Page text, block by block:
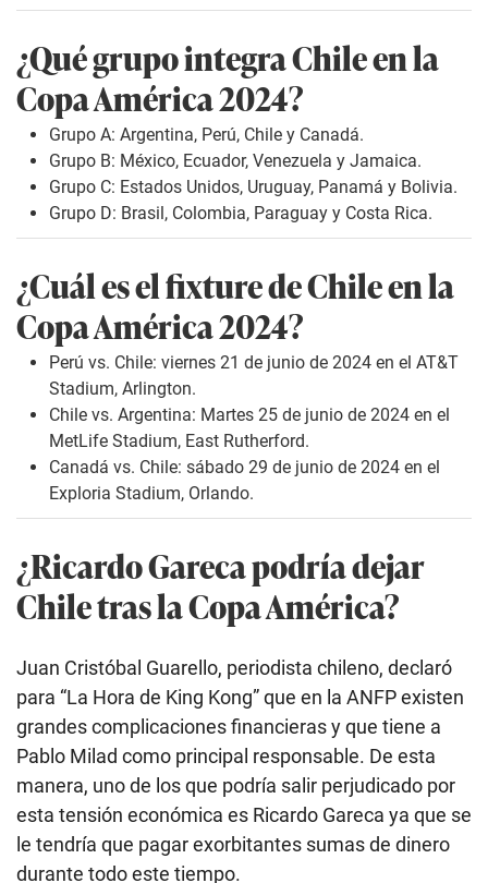
¿Qué grupo integra Chile en la
Copa América 2024?
Grupo A: Argentina, Perú, Chile y Canadá.
Grupo B: México, Ecuador, Venezuela y Jamaica.
Grupo C: Estados Unidos, Uruguay, Panamá y Bolivia.
Grupo D: Brasil, Colombia, Paraguay y Costa Rica.
¿Cuál es el fixture de Chile en la
Copa América 2024?
Perú vs. Chile: viernes 21 de junio de 2024 en el AT&T
Stadium, Arlington.
Chile vs. Argentina: Martes 25 de junio de 2024 en el
MetLife Stadium, East Rutherford.
Canadá vs. Chile: sábado 29 de junio de 2024 en el
Exploria Stadium, Orlando.
¿Ricardo Gareca podría dejar
Chile tras la Copa América?
Juan Cristóbal Guarello, periodista chileno, declaró
para “La Hora de King Kong” que en la ANFP existen
grandes complicaciones financieras y que tiene a
Pablo Milad como principal responsable. De esta
manera, uno de los que podría salir perjudicado por
esta tensión económica es Ricardo Gareca ya que se
le tendría que pagar exorbitantes sumas de dinero
durante todo este tiempo.